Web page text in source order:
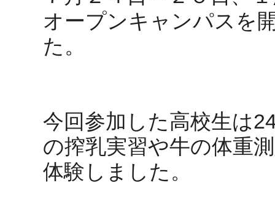
オープンキャンパスを
た。
今回参加した高校生は
の搾乳実習や牛の体重
体験しました。